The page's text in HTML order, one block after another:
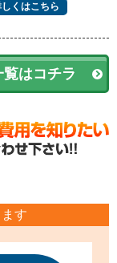
くはこちら
はコチラ
す